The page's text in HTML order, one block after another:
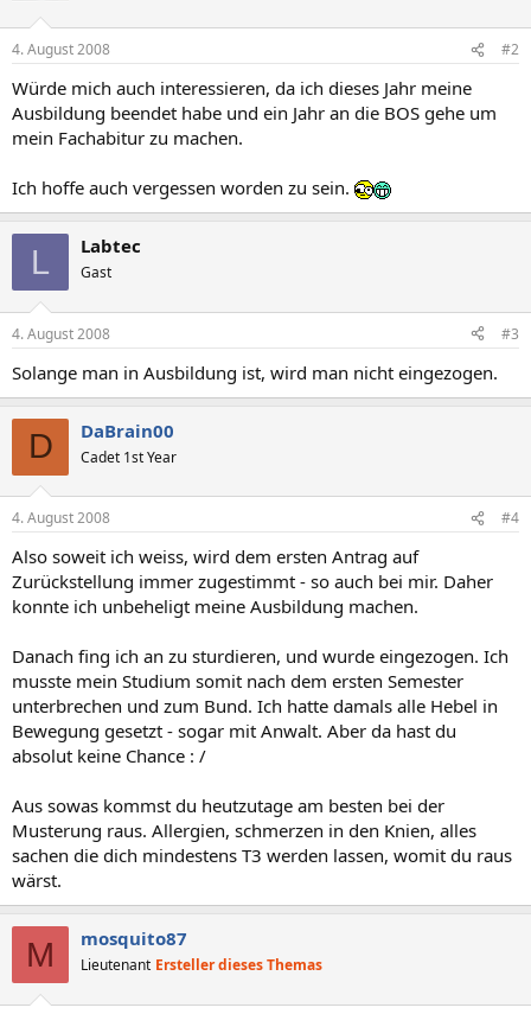
4. August 2008 #2
Würde mich auch interessieren, da ich dieses Jahr meine
Ausbildung beendet habe und ein Jahr an die BOS gehe um
mein Fachabitur zu machen.
Ich hoffe auch vergessen worden zu sein.
L Labtec
Gast
4. August 2008 #3
Solange man in Ausbildung ist, wird man nicht eingezogen.
D DaBrain00
Cadet 1st Year
4. August 2008 #4
Also soweit ich weiss, wird dem ersten Antrag auf
Zurückstellung immer zugestimmt - so auch bei mir. Daher
konnte ich unbeheligt meine Ausbildung machen.
Danach fing ich an zu sturdieren, und wurde eingezogen. Ich
musste mein Studium somit nach dem ersten Semester
unterbrechen und zum Bund. Ich hatte damals alle Hebel in
Bewegung gesetzt - sogar mit Anwalt. Aber da hast du
absolut keine Chance : /
Aus sowas kommst du heutzutage am besten bei der
Musterung raus. Allergien, schmerzen in den Knien, alles
sachen die dich mindestens T3 werden lassen, womit du raus
wärst.
M mosquito87
Lieutenant Ersteller dieses Themas